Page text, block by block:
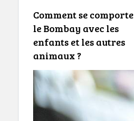
Comment se comporte
le Bombay avec les
enfants et les autres
animaux ?